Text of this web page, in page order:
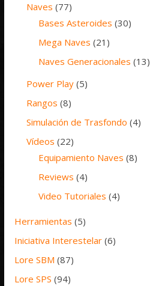
Naves (77)
Bases Asteroides (30)
Mega Naves (21)
Naves Generacionales (13)
Power Play (5)
Rangos (8)
Simulación de Trasfondo (4)
Vídeos (22)
Equipamiento Naves (8)
Reviews (4)
Video Tutoriales (4)
Herramientas (5)
Iniciativa Interestelar (6)
Lore SBM (87)
Lore SPS (94)